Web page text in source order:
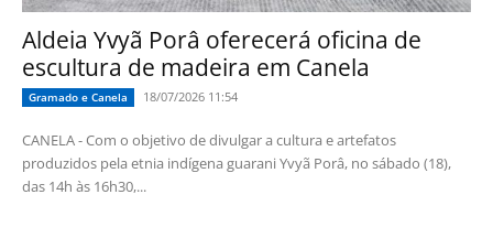
Aldeia Yvyã Porâ oferecerá oficina de
escultura de madeira em Canela
Gramado e Canela 18/07/2026 11:54
CANELA - Com o objetivo de divulgar a cultura e artefatos
produzidos pela etnia indígena guarani Yvyã Porâ, no sábado (18),
das 14h às 16h30,...